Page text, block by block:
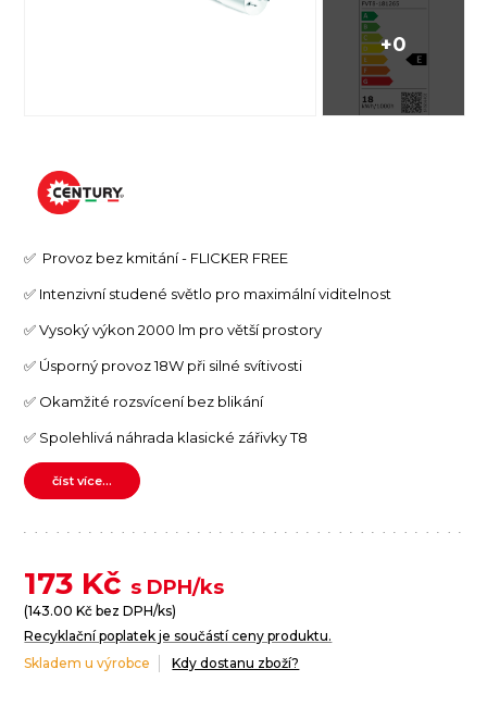
+0
✅ Provoz bez kmitání - FLICKER FREE
✅ Intenzivní studené světlo pro maximální viditelnost
✅ Vysoký výkon 2000 lm pro větší prostory
✅ Úsporný provoz 18W při silné svítivosti
✅ Okamžité rozsvícení bez blikání
✅ Spolehlivá náhrada klasické zářivky T8
číst více...
173 Kč s DPH/ks
(143.00 Kč bez DPH/ks)
Recyklační poplatek je součástí ceny produktu.
Skladem u výrobce
Kdy dostanu zboží?